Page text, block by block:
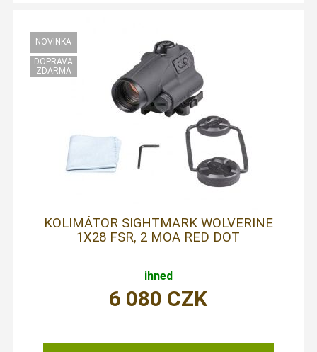
KOLIMÁTOR SIGHTMARK WOLVERINE
1X28 FSR, 2 MOA RED DOT
ihned
6 080 CZK